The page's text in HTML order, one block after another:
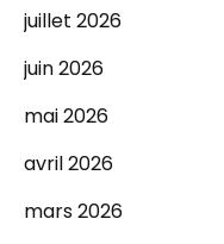
juillet 2026
juin 2026
mai 2026
avril 2026
mars 2026